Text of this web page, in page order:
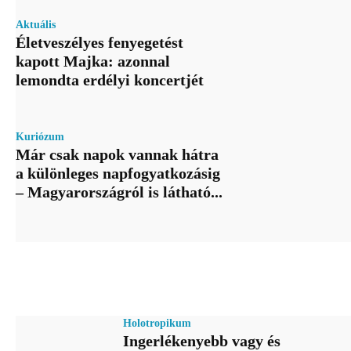
Aktuális
Életveszélyes fenyegetést
kapott Majka: azonnal
lemondta erdélyi koncertjét
Kuriózum
Már csak napok vannak hátra
a különleges napfogyatkozásig
– Magyarországról is látható...
Holotropikum
Ingerlékenyebb vagy és